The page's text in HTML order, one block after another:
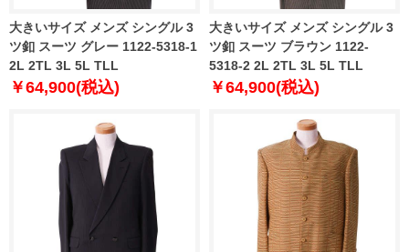
大きいサイズ メンズ シングル 3
ツ釦 スーツ グレー 1122-5318-1
2L 2TL 3L 5L TLL
￥64,900(税込)
大きいサイズ メンズ シングル 3
ツ釦 スーツ ブラウン 1122-
5318-2 2L 2TL 3L 5L TLL
￥64,900(税込)